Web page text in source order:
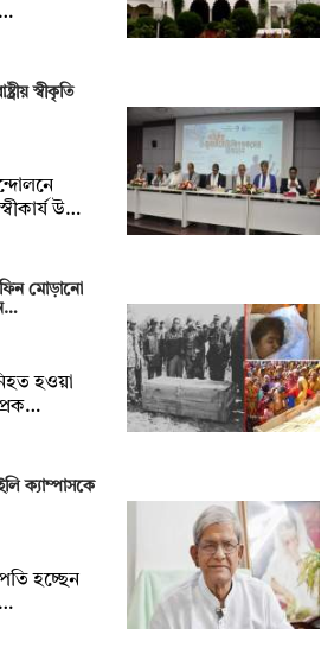
স্বীকৃতি
উ…
মোড়ানো
হওয়া
ক্যাম্পাসকে
হচ্ছেন